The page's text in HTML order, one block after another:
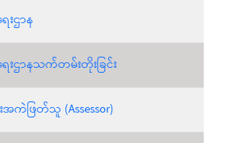
ဌာန
ဌာနသက်တမ်းတိုးခြင်း
အကဲဖြတ်သူ (Assessor)